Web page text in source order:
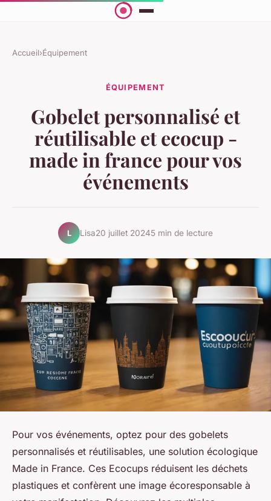
Accueil›Équipement
ÉQUIPEMENT
Gobelet personnalisé et
réutilisable et ecocup -
made in france pour vos
événements
L Lisa20 juillet 20245 min de lecture
Pour vos événements, optez pour des gobelets
personnalisés et réutilisables, une solution écologique
Made in France. Ces Ecocups réduisent les déchets
plastiques et confèrent une image écoresponsable à